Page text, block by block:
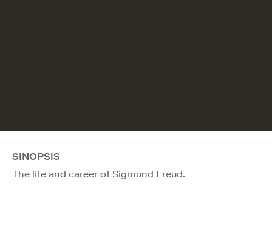
SINOPSIS
The life and career of Sigmund Freud.